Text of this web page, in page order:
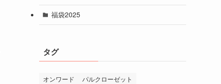
福袋2025
タグ
オンワード パルクローゼット